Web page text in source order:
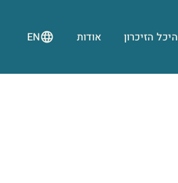
היכל הזיכרון אודות EN